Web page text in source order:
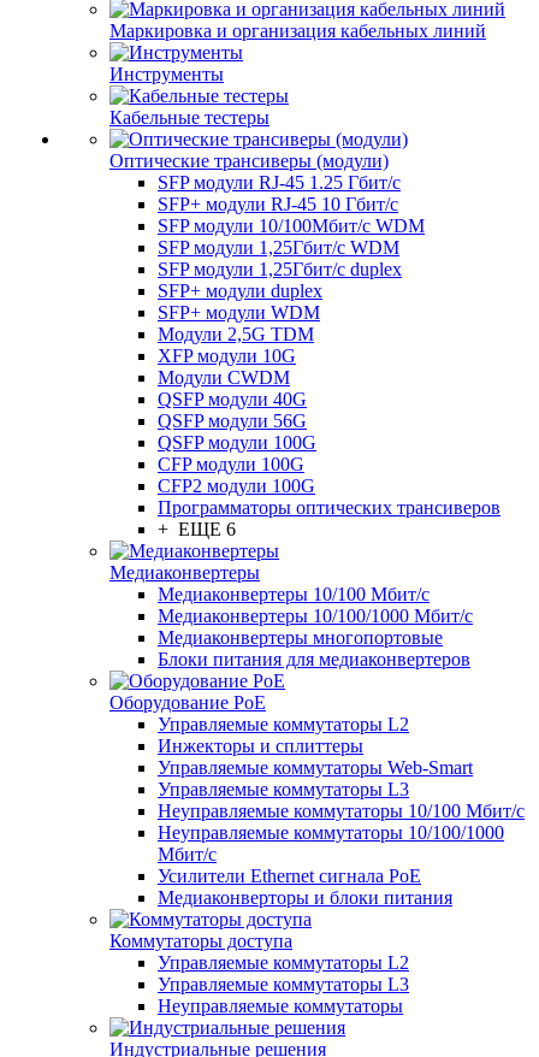
Маркировка и организация кабельных линий
Инструменты
Кабельные тестеры
Оптические трансиверы (модули)
SFP модули RJ-45 1.25 Гбит/c
SFP+ модули RJ-45 10 Гбит/c
SFP модули 10/100Мбит/с WDM
SFP модули 1,25Гбит/с WDM
SFP модули 1,25Гбит/с duplex
SFP+ модули duplex
SFP+ модули WDM
Модули 2,5G TDM
XFP модули 10G
Модули CWDM
QSFP модули 40G
QSFP модули 56G
QSFP модули 100G
CFP модули 100G
CFP2 модули 100G
Программаторы оптических трансиверов
+ ЕЩЕ 6
Медиаконвертеры
Медиаконвертеры 10/100 Мбит/с
Медиаконвертеры 10/100/1000 Мбит/c
Медиаконвертеры многопортовые
Блоки питания для медиаконвертеров
Оборудование PoE
Управляемые коммутаторы L2
Инжекторы и сплиттеры
Управляемые коммутаторы Web-Smart
Управляемые коммутаторы L3
Неуправляемые коммутаторы 10/100 Мбит/с
Неуправляемые коммутаторы 10/100/1000
Мбит/с
Усилители Ethernet сигнала PoE
Медиаконверторы и блоки питания
Коммутаторы доступа
Управляемые коммутаторы L2
Управляемые коммутаторы L3
Неуправляемые коммутаторы
Индустриальные решения